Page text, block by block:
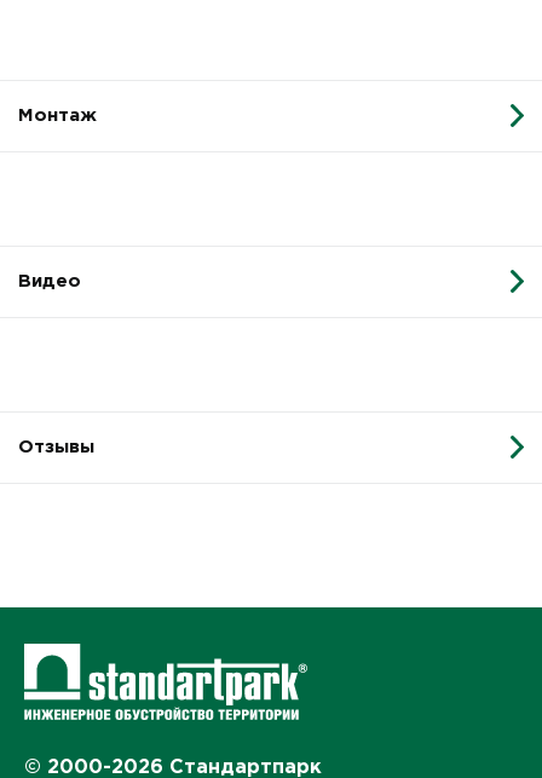
Монтаж
Видео
Отзывы
© 2000-2026 Стандартпарк